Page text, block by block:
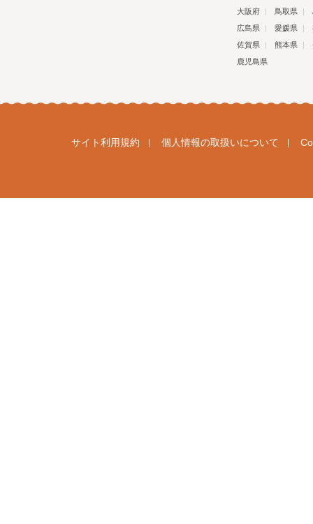
大阪府
鳥取県
広島県
愛媛県
佐賀県
熊本県
鹿児島県
サイト利用規約 個人情報の取扱いについて